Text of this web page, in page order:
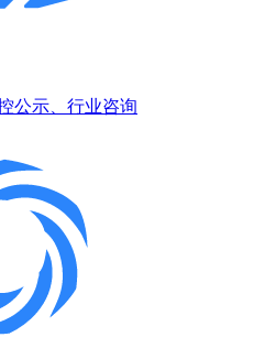
公示、行业咨询